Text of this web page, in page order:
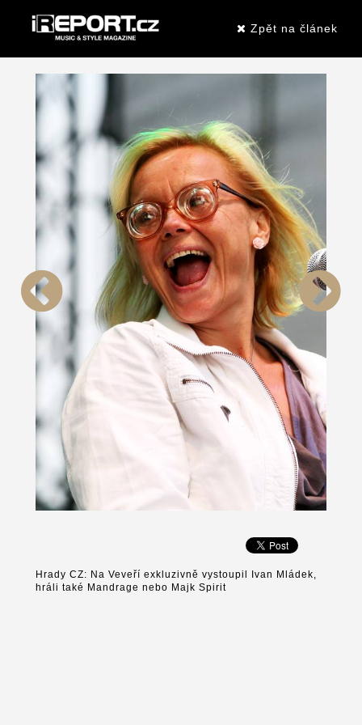
Zpět na článek
Hrady CZ: Na Veveří exkluzivně vystoupil Ivan Mládek,
hráli také Mandrage nebo Majk Spirit